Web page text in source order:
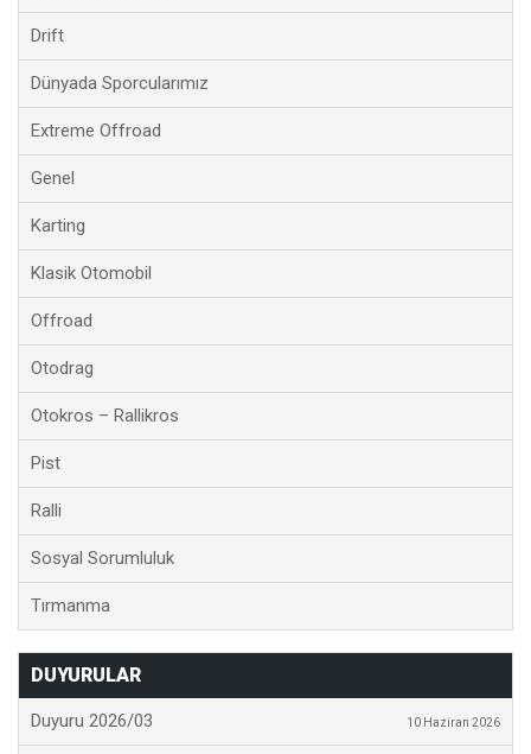
Drift
Dünyada Sporcularımız
Extreme Offroad
Genel
Karting
Klasik Otomobil
Offroad
Otodrag
Otokros – Rallikros
Pist
Ralli
Sosyal Sorumluluk
Tırmanma
DUYURULAR
Duyuru 2026/03 10 Haziran 2026